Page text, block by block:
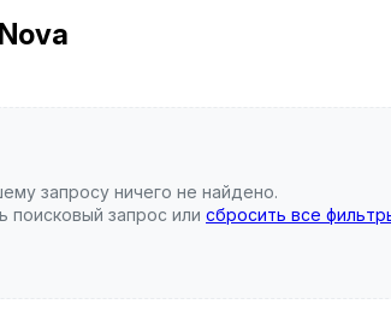
запросу ничего не найдено.
поисковый запрос или сбросить все